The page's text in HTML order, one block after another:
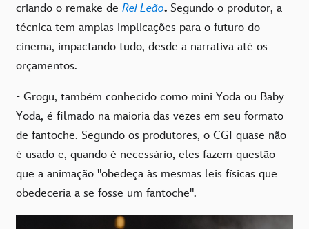
criando o remake de Rei Leão. Segundo o produtor, a
técnica tem amplas implicações para o futuro do
cinema, impactando tudo, desde a narrativa até os
orçamentos.
- Grogu, também conhecido como mini Yoda ou Baby
Yoda, é filmado na maioria das vezes em seu formato
de fantoche. Segundo os produtores, o CGI quase não
é usado e, quando é necessário, eles fazem questão
que a animação "obedeça às mesmas leis físicas que
obedeceria a se fosse um fantoche".